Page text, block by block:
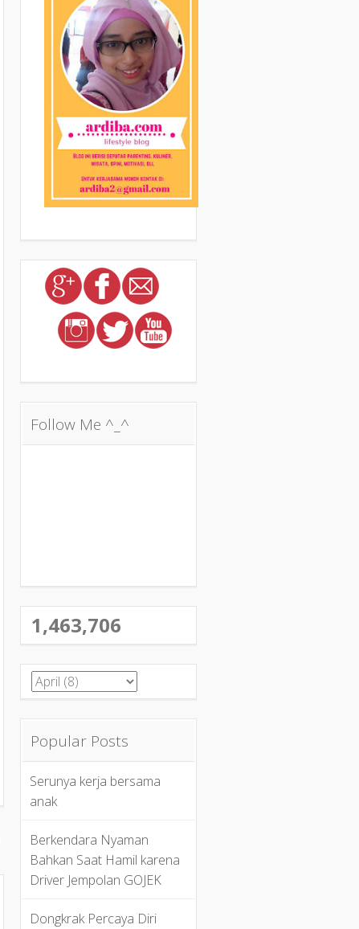
Follow Me ^_^
1,463,706
Popular Posts
Serunya kerja bersama
anak
Berkendara Nyaman
Bahkan Saat Hamil karena
Driver Jempolan GOJEK
Dongkrak Percaya Diri